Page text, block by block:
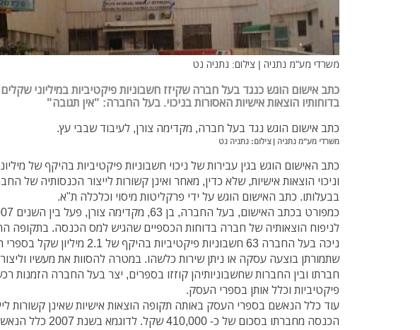
משרדי מע"מ נתניה | צילום: נתניה נט
כתב אישום הוגש כנגד בעל חברה שקיזז חשבוניות פיקטיביות במיליוני
בדוחותיו הוצאות אישיות האסורות בניכוי. בעל החברה: "אין תגובה"
כתב אישום הוגש נגד בעל חברה, מקדימה צורן, לעיבוד שבבי עץ.
משרדי מע"מ נתניה | צילום: נתניה נט
כתב האישום הוגש בגין עבירות של ניכוי חשבוניות פיקטיביות בהיקף של
וניכוי הוצאות אישיות, שלא כדין, מאחר ואינן קשורות לייצור הכנסותיה של
בבעלותו. כתב האישום הוגש על ידי פרקליטות מיסוי וכלכלה ת"א.
כמפורט בכתב
לניפוח הוצאותיה של חברה בדוחות הכספיים שהגיש למס הכנסה. בתקופה
ניכה בעל החברה 63 חשבוניות פיקטיביות בהיקף של
שתמורתן בוצעה עסקה או ניתן שירות כלשהו. במטרה להסוות את מעשיו
חברתו ובין החברות שחשבוניותיהן קוזזו בספרים, יצר בעל החברה הזמנות
פיקטיביות וכלל אותן בספרי העסק.
עוד כלל הנאשם בספרי העסק באותה תקופה הוצאות אישיות שאינן קשורות
הכנסה מחברתו בסכום של כ- 410,000